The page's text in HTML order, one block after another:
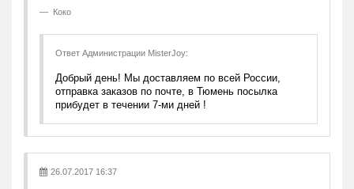
Коко
Ответ Администрации MisterJoy:
Добрый день! Мы доставляем по всей России,
отправка заказов по почте, в Тюмень посылка
прибудет в течении 7-ми дней !
26.07.2017 16:37